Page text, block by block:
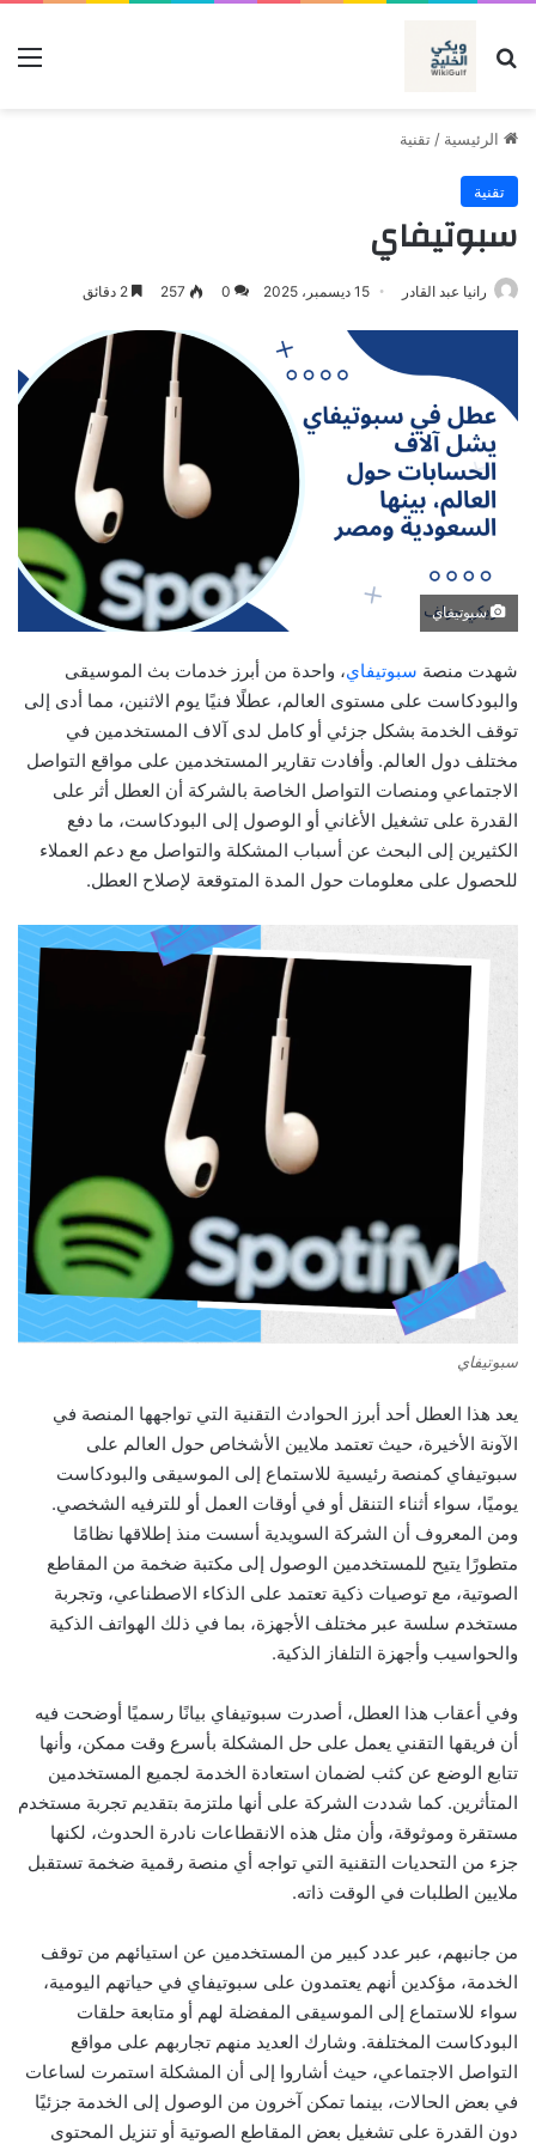
بحث عن
الرئيسية / تقنية
تقنية
سبوتيفاي
رانيا عبد القادر 15 ديسمبر، 2025 0
257
سبوتيفاي
شهدت منصة سبوتيفاي، واحدة من أبرز خدمات بث الموسيقى
والبودكاست على مستوى العالم، عطلًا فنيًا يوم الاثنين، مما أدى إلى
توقف الخدمة بشكل جزئي أو كامل لدى آلاف المستخدمين في
مختلف دول العالم. وأفادت تقارير المستخدمين على مواقع التواصل
الاجتماعي ومنصات التواصل الخاصة بالشركة أن العطل أثر على
القدرة على تشغيل الأغاني أو الوصول إلى البودكاست، ما دفع
الكثيرين إلى البحث عن أسباب المشكلة والتواصل مع دعم العملاء
للحصول على معلومات حول المدة المتوقعة لإصلاح العطل.
سبوتيفاي
يعد هذا العطل أحد أبرز الحوادث التقنية التي تواجهها المنصة في
الآونة الأخيرة، حيث تعتمد ملايين الأشخاص حول العالم على
سبوتيفاي كمنصة رئيسية للاستماع إلى الموسيقى والبودكاست
يوميًا، سواء أثناء التنقل أو في أوقات العمل أو للترفيه الشخصي.
ومن المعروف أن الشركة السويدية أسست منذ إطلاقها نظامًا
متطورًا يتيح للمستخدمين الوصول إلى مكتبة ضخمة من المقاطع
الصوتية، مع توصيات ذكية تعتمد على الذكاء الاصطناعي، وتجربة
مستخدم سلسة عبر مختلف الأجهزة، بما في ذلك الهواتف الذكية
والحواسيب وأجهزة التلفاز الذكية.
وفي أعقاب هذا العطل، أصدرت سبوتيفاي بيانًا رسميًا أوضحت فيه
أن فريقها التقني يعمل على حل المشكلة بأسرع وقت ممكن، وأنها
تتابع الوضع عن كثب لضمان استعادة الخدمة لجميع المستخدمين
المتأثرين. كما شددت الشركة على أنها ملتزمة بتقديم تجربة مستخدم
مستقرة وموثوقة، وأن مثل هذه الانقطاعات نادرة الحدوث، لكنها
جزء من التحديات التقنية التي تواجه أي منصة رقمية ضخمة تستقبل
ملايين الطلبات في الوقت ذاته.
من جانبهم، عبر عدد كبير من المستخدمين عن استيائهم من توقف
الخدمة، مؤكدين أنهم يعتمدون على سبوتيفاي في حياتهم اليومية،
سواء للاستماع إلى الموسيقى المفضلة لهم أو متابعة حلقات
البودكاست المختلفة. وشارك العديد منهم تجاربهم على مواقع
التواصل الاجتماعي، حيث أشاروا إلى أن المشكلة استمرت لساعات
في بعض الحالات، بينما تمكن آخرون من الوصول إلى الخدمة جزئيًا
دون القدرة على تشغيل بعض المقاطع الصوتية أو تنزيل المحتوى